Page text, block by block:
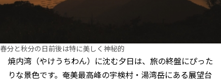
春分と秋分の日前後は特に美しく神秘的
焼内湾（やけうちわん）に沈む夕日は、旅の終盤にぴった
りな景色です。奄美最高峰の宇検村・湯湾岳にある展望台